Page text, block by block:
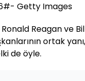
Getty Images
Reagan ve
ortak
de öyle.